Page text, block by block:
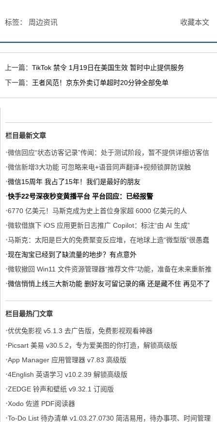
收藏本文
标签： 周边资讯
上一篇： TikTok 禁令 1月19日在美国生效 暂时中止提供服务
下一篇： 王者风范！京东外卖订单超时20分钟全部免单
栏目最新文章
·微信回应“状态访客记录”传闻：处于测试阶段，暂不提供详细访客信
息
·微信新增3大功能 可忽略来电+语音同声翻译+视频锁屏防误触
·微信15周年 我占了15年！我们是最好的朋友
·快手22号深夜秒变黄播平台 平台回应：已经报警
·6770 亿美元！马斯克成为史上首位身家超 6000 亿美元的人
·微软借旗下 iOS 应用更新日志推广 Copilot：标注“由 AI 生成”
·马斯克：太阳是巨大的免费聚变反应堆，在地球上造“微型版”很愚蠢
·现在淘宝已经到了缺流量的地步？有点意外
·微软撤回 Win11 文件资源管理器“推荐文件”功能，准备在未来重新推
出
·微信悄悄上线三大新功能 删好友可留记录的痛 还是藏不住 再见不了
栏目最热门文章
·优优兔影视 v5.1.3 去广告版，免费影视观看神器
·Picsart 美易 v30.5.2，专为爱美图的你打造，解锁高级版
·App Manager 应用管理器 v7.83 高级版
·4English 英语学习 v10.2.39 解锁高级版
·ZEDGE 铃声和壁纸 v9.32.1 订阅版
·Xodo 佐道 PDF阅读器
·To-Do List 待办清单 v1.03.27.0730 简洁易用，待办事项、时间管理